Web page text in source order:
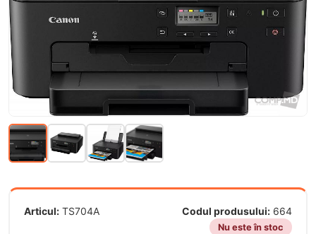
Articul: TS704A Codul produsului: 664
Nu este în stoc